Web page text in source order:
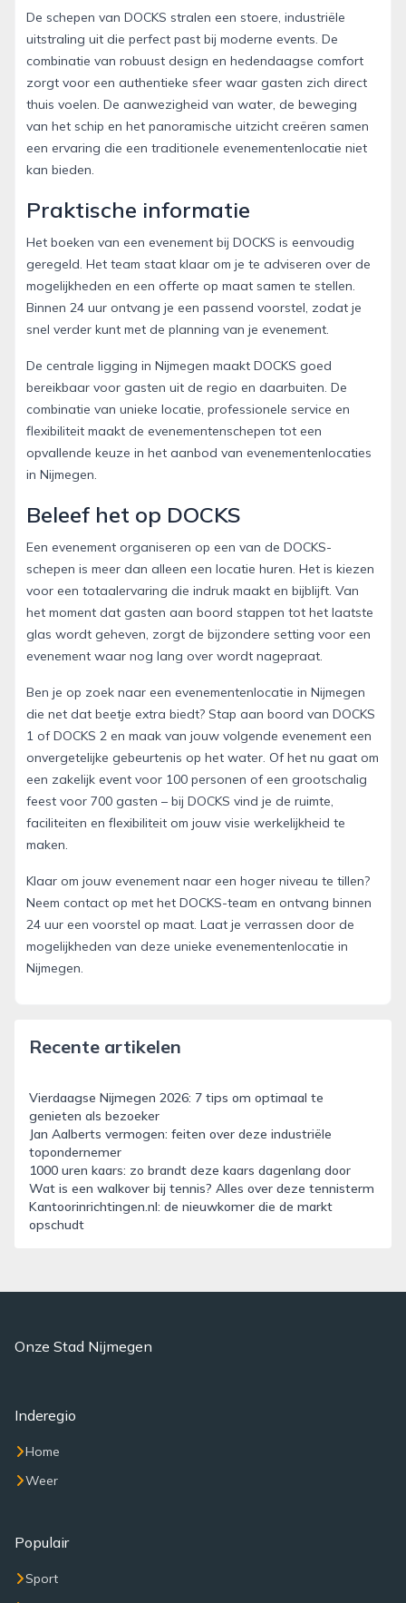
De schepen van DOCKS stralen een stoere, industriële
uitstraling uit die perfect past bij moderne events. De
combinatie van robuust design en hedendaagse comfort
zorgt voor een authentieke sfeer waar gasten zich direct
thuis voelen. De aanwezigheid van water, de beweging
van het schip en het panoramische uitzicht creëren samen
een ervaring die een traditionele evenementenlocatie niet
kan bieden.
Praktische informatie
Het boeken van een evenement bij DOCKS is eenvoudig
geregeld. Het team staat klaar om je te adviseren over de
mogelijkheden en een offerte op maat samen te stellen.
Binnen 24 uur ontvang je een passend voorstel, zodat je
snel verder kunt met de planning van je evenement.
De centrale ligging in Nijmegen maakt DOCKS goed
bereikbaar voor gasten uit de regio en daarbuiten. De
combinatie van unieke locatie, professionele service en
flexibiliteit maakt de evenementenschepen tot een
opvallende keuze in het aanbod van evenementenlocaties
in Nijmegen.
Beleef het op DOCKS
Een evenement organiseren op een van de DOCKS-
schepen is meer dan alleen een locatie huren. Het is kiezen
voor een totaalervaring die indruk maakt en bijblijft. Van
het moment dat gasten aan boord stappen tot het laatste
glas wordt geheven, zorgt de bijzondere setting voor een
evenement waar nog lang over wordt nagepraat.
Ben je op zoek naar een evenementenlocatie in Nijmegen
die net dat beetje extra biedt? Stap aan boord van DOCKS
1 of DOCKS 2 en maak van jouw volgende evenement een
onvergetelijke gebeurtenis op het water. Of het nu gaat om
een zakelijk event voor 100 personen of een grootschalig
feest voor 700 gasten – bij DOCKS vind je de ruimte,
faciliteiten en flexibiliteit om jouw visie werkelijkheid te
maken.
Klaar om jouw evenement naar een hoger niveau te tillen?
Neem contact op met het DOCKS-team en ontvang binnen
24 uur een voorstel op maat. Laat je verrassen door de
mogelijkheden van deze unieke evenementenlocatie in
Nijmegen.
Recente artikelen
Vierdaagse Nijmegen 2026: 7 tips om optimaal te
genieten als bezoeker
Jan Aalberts vermogen: feiten over deze industriële
topondernemer
1000 uren kaars: zo brandt deze kaars dagenlang door
Wat is een walkover bij tennis? Alles over deze tennisterm
Kantoorinrichtingen.nl: de nieuwkomer die de markt
opschudt
Onze Stad Nijmegen
Inderegio
Home
Weer
Populair
Sport